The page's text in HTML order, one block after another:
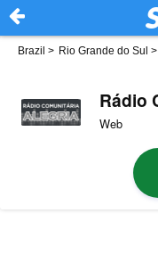
Brazil > Rio Grande do Sul >
Rádio
Web